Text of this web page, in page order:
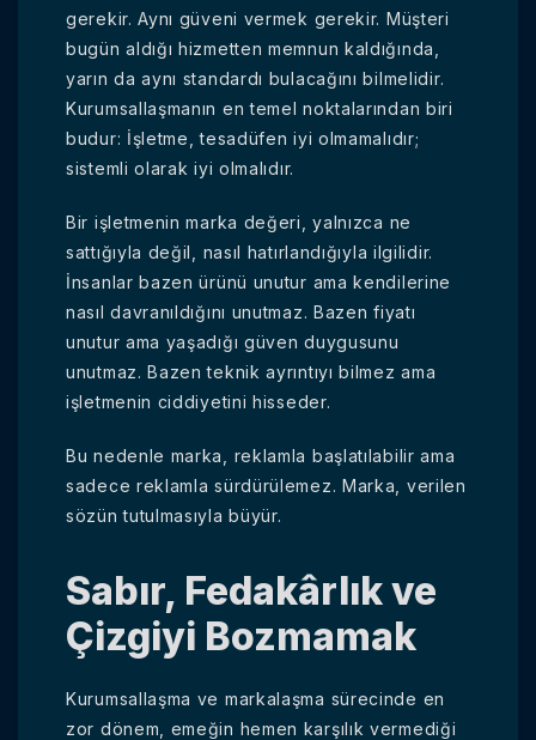
gerekir. Aynı güveni vermek gerekir. Müşteri
bugün aldığı hizmetten memnun kaldığında,
yarın da aynı standardı bulacağını bilmelidir.
Kurumsallaşmanın en temel noktalarından biri
budur: İşletme, tesadüfen iyi olmamalıdır;
sistemli olarak iyi olmalıdır.
Bir işletmenin marka değeri, yalnızca ne
sattığıyla değil, nasıl hatırlandığıyla ilgilidir.
İnsanlar bazen ürünü unutur ama kendilerine
nasıl davranıldığını unutmaz. Bazen fiyatı
unutur ama yaşadığı güven duygusunu
unutmaz. Bazen teknik ayrıntıyı bilmez ama
işletmenin ciddiyetini hisseder.
Bu nedenle marka, reklamla başlatılabilir ama
sadece reklamla sürdürülemez. Marka, verilen
sözün tutulmasıyla büyür.
Sabır, Fedakârlık ve
Çizgiyi Bozmamak
Kurumsallaşma ve markalaşma sürecinde en
zor dönem, emeğin hemen karşılık vermediği